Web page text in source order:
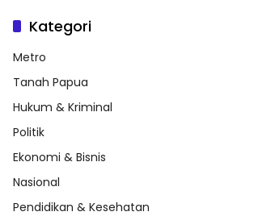
Kategori
Metro
Tanah Papua
Hukum & Kriminal
Politik
Ekonomi & Bisnis
Nasional
Pendidikan & Kesehatan